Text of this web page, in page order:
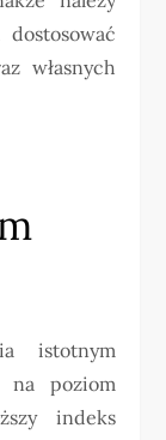
własnych
istotnym
na poziom
indeks